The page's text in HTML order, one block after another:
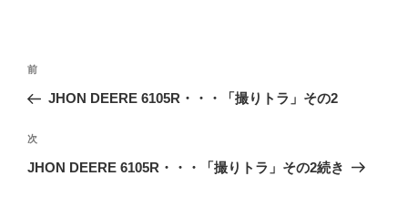
投
ナ
ビ
ゲ
前
の
稿
前
JHON DEERE 6105R・・・「撮りトラ」その2
次
の
次
JHON DEERE 6105R・・・「撮りトラ」その2続き